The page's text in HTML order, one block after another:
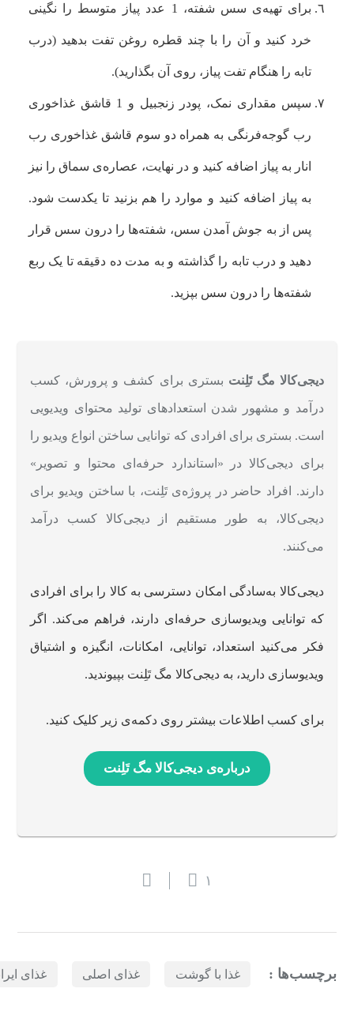
برای تهیه‌ی سس شفته، 1 عدد پیاز متوسط را نگینی
خرد کنید و آن را با چند قطره روغن تفت بدهید (درب
تابه را هنگام تفت پیاز، روی آن بگذارید).
سپس مقداری نمک، پودر زنجبیل و 1 قاشق غذاخوری
رب گوجه‌فرنگی به همراه دو سوم قاشق غذاخوری رب
انار به پیاز اضافه کنید و در نهایت، عصاره‌ی سماق را نیز
به پیاز اضافه کنید و موارد را هم بزنید تا یکدست شود.
پس از به جوش آمدن سس، شفته‌ها را درون سس قرار
دهید و درب تابه را گذاشته و به مدت ده دقیقه تا یک ربع
شفته‌ها را درون سس بپزید.
دیجی‌کالا مگ تَلِنت بستری برای کشف و پرورش، کسب
درآمد و مشهور شدن استعدادهای تولید محتوای ویدیویی
است. بستری برای افرادی که توانایی ساختن انواع ویدیو را
برای دیجی‌کالا در «استاندارد حرفه‌ای محتوا و تصویر»
دارند. افراد حاضر در پروژه‌ی تَلِنت، با ساختن ویدیو برای
دیجی‌کالا، به طور مستقیم از دیجی‌کالا کسب درآمد
می‌کنند.
دیجی‌کالا به‌سادگی امکان دسترسی به کالا را برای افرادی
که توانایی ویدیوسازی حرفه‌ای دارند، فراهم می‌کند. اگر
فکر می‌کنید استعداد، توانایی، امکانات، انگیزه و اشتیاق
ویدیوسازی دارید، به دیجی‌کالا مگ تَلِنت بپیوندید.
برای کسب اطلاعات بیشتر روی دکمه‌ی زیر کلیک کنید.
درباره‌ی دیجی‌کالا مگ تَلِنت
۱
برچسب‌ها : غذا با گوشت غذای اصلی غذای